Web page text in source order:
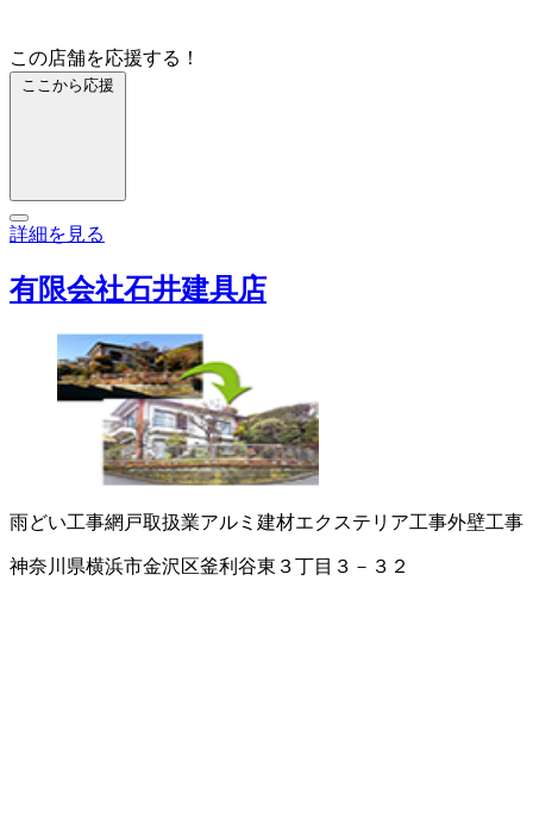
この店舗を応援する！
ここから応援
詳細を見る
有限会社石井建具店
雨どい工事網戸取扱業アルミ建材エクステリア工事外壁工事
神奈川県横浜市金沢区釜利谷東３丁目３－３２